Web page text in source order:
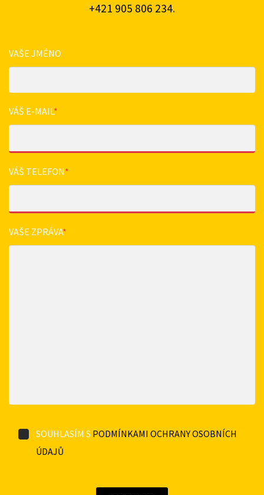
+421 905 806 234.
VAŠE JMÉNO
VÁŠ E-MAIL*
VÁŠ TELEFON*
VAŠE ZPRÁVA*
SOUHLASÍM S PODMÍNKAMI OCHRANY OSOBNÍCH
ÚDAJŮ